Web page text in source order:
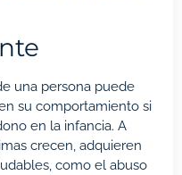
una persona puede
su comportamiento si
en la infancia. A
crecen, adquieren
como el abuso